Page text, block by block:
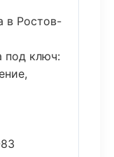
в Ростов-
под ключ: